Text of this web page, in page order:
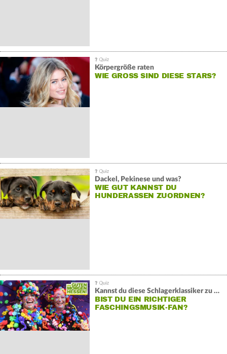
Körpergröße raten
WIE GROSS SIND DIESE STARS?
Dackel, Pekinese und was?
WIE GUT KANNST DU
HUNDERASSEN ZUORDNEN?
Kannst du diese Schlagerklassiker zu Ende reimen?
BIST DU EIN RICHTIGER
FASCHINGSMUSIK-FAN?